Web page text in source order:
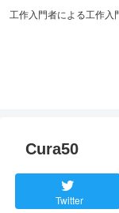
工作入門者による工作
Cura50
Twitter